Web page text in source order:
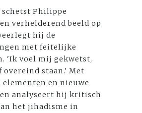
Philippe
verhelderend beeld op
hij de
met feitelijke
'Ik voel mij gekwetst,
staan.' Met
elementen en nieuwe
analyseert hij kritisch
het jihadisme in